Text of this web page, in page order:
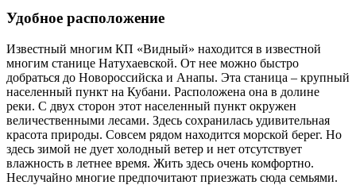
Удобное расположение
Известный многим КП «Видный» находится в известной
многим станице Натухаевской. От нее можно быстро
добраться до Новороссийска и Анапы. Эта станица – крупный
населенный пункт на Кубани. Расположена она в долине
реки. С двух сторон этот населенный пункт окружен
величественными лесами. Здесь сохранилась удивительная
красота природы. Совсем рядом находится морской берег. Но
здесь зимой не дует холодный ветер и нет отсутствует
влажность в летнее время. Жить здесь очень комфортно.
Неслучайно многие предпочитают приезжать сюда семьями.